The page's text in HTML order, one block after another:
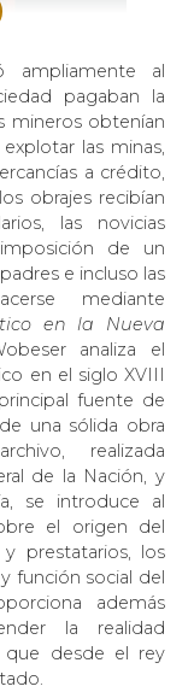
ampliamente al
pagaban la
mineros obtenían
las minas,
a crédito,
obrajes recibían
las novicias
de un
e incluso las
mediante
en la Nueva
analiza el
en el siglo XVIII
fuente de
una sólida obra
realizada
de la Nación, y
se introduce al
el origen del
prestatarios, los
función social del
además
la realidad
que desde el rey